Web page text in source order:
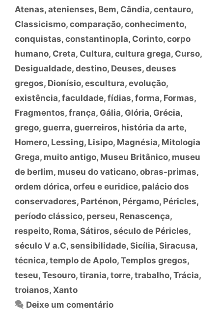
Atenas, atenienses, Bem, Cândia, centauro,
Classicismo, comparação, conhecimento,
conquistas, constantinopla, Corinto, corpo
humano, Creta, Cultura, cultura grega, Curso,
Desigualdade, destino, Deuses, deuses
gregos, Dionísio, escultura, evolução,
existência, faculdade, fídias, forma, Formas,
Fragmentos, frança, Gália, Glória, Grécia,
grego, guerra, guerreiros, história da arte,
Homero, Lessing, Lisipo, Magnésia, Mitologia
Grega, muito antigo, Museu Britânico, museu
de berlim, museu do vaticano, obras-primas,
ordem dórica, orfeu e euridice, palácio dos
conservadores, Parténon, Pérgamo, Péricles,
período clássico, perseu, Renascença,
respeito, Roma, Sátiros, século de Péricles,
século V a.C, sensibilidade, Sicília, Siracusa,
técnica, templo de Apolo, Templos gregos,
teseu, Tesouro, tirania, torre, trabalho, Trácia,
troianos, Xanto
Deixe um comentário